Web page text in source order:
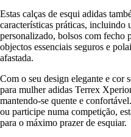
Estas calças de esqui adidas
características práticas, incluindo
personalizado, bolsos com fecho
objectos essenciais seguros e
afastada.
Com o seu design elegante e cor
para mulher adidas Terrex
mantendo-se quente e
ou participe numa competição,
para o máximo prazer de esquiar.